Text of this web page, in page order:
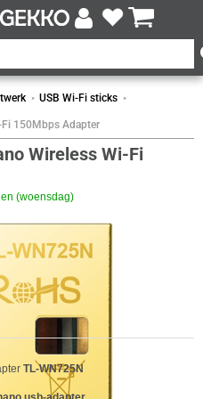
USB Wi-Fi sticks
150Mbps Adapter
Wireless Wi-Fi
(woensdag)
Intern
WEP, 64-bit WEP, 802.1x RADIUS,
TL-WN725N